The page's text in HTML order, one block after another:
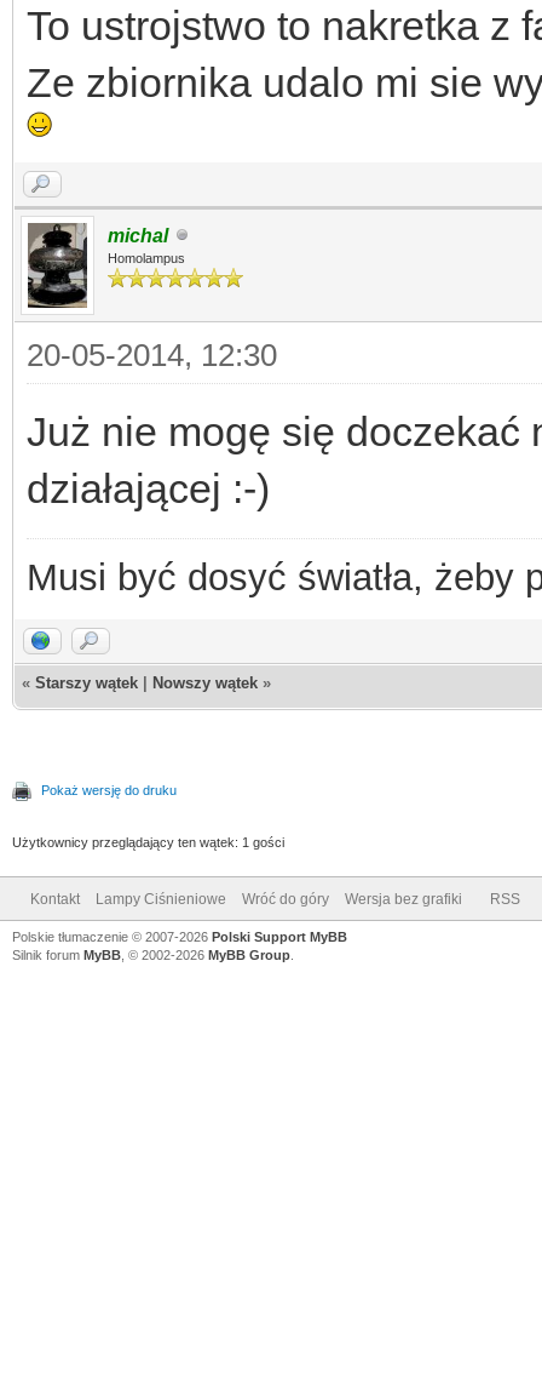
To ustrojstwo to nakretka z
Ze zbiornika udalo mi sie
michal
Homolampus
20-05-2014, 12:30
Już nie mogę się doczekać
działającej :-)
Musi być dosyć światła, żeby
« Starszy wątek Nowszy wątek »
Pokaż wersję do druku
Użytkownicy przeglądający ten wątek: 1 gości
Kontakt Lampy Ciśnieniowe Wróć do góry Wersja bez grafiki RSS
Polskie tłumaczenie © 2007-2026 Polski Support MyBB
Silnik forum MyBB , © 2002-2026 MyBB Group